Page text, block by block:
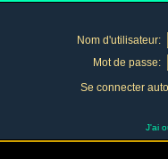
Nom d'utilisateur:
Mot de passe:
Se connecter
J'ai